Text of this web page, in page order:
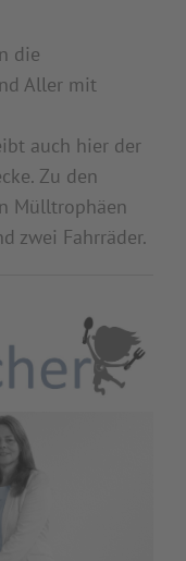
die
Aller mit
auch hier der
Zu den
Mülltrophäen
zwei Fahrräder.